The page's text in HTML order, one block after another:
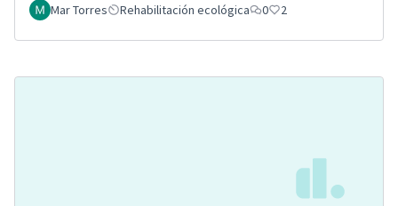
Mar Torres Rehabilitación ecológica 0 2